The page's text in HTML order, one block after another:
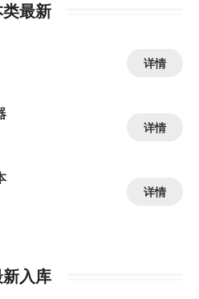
最新
详情
详情
详情
入库